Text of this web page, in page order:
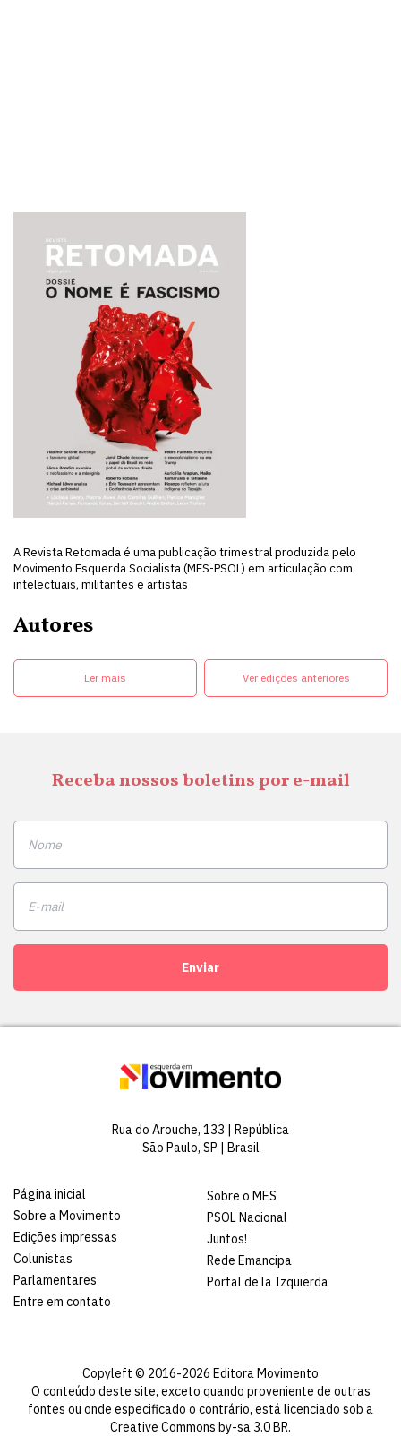
A Revista Retomada é uma publicação trimestral produzida pelo
Movimento Esquerda Socialista (MES-PSOL) em articulação com
intelectuais, militantes e artistas
Autores
Ler mais Ver edições anteriores
Receba nossos boletins por e-mail
Enviar
Rua do Arouche, 133 | República
São Paulo, SP | Brasil
Página inicial
Sobre a Movimento
Edições impressas
Colunistas
Parlamentares
Entre em contato
Sobre o MES
PSOL Nacional
Juntos!
Rede Emancipa
Portal de la Izquierda
Copyleft © 2016-2026 Editora Movimento
O conteúdo deste site, exceto quando proveniente de outras
fontes ou onde especificado o contrário, está licenciado sob a
Creative Commons by-sa 3.0 BR.